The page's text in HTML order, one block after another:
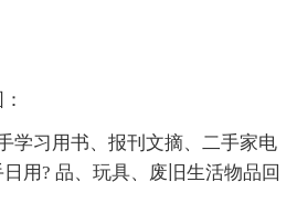
学习用书、报刊文摘、二手家电
用? 品、玩具、废旧生活物品回